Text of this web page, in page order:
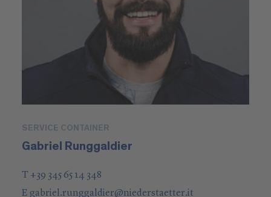
SERVICE CONTAINER
Gabriel Runggaldier
T +39 345 65 14 348
E gabriel.runggaldier@niederstaetter.it